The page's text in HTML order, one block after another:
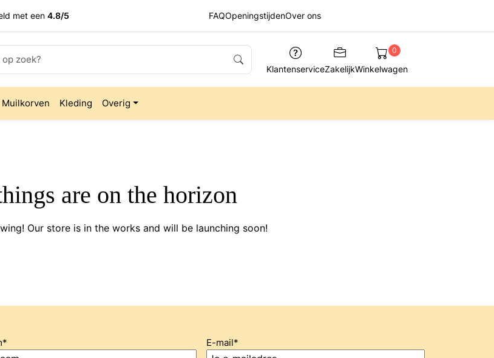
met een 4.8/5 FAQOpeningstijdenOver ons
KlantenserviceZakelijkWinkelwagen
0
Muilkorven Kleding Overig
are on the horizon
Our store is in the works and will be launching soon!
* E-mail*